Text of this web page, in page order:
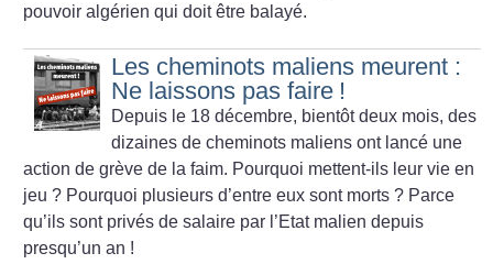
pouvoir algérien qui doit être balayé.
Les cheminots maliens meurent :
Ne laissons pas faire !
Depuis le 18 décembre, bientôt deux mois, des
dizaines de cheminots maliens ont lancé une
action de grève de la faim. Pourquoi mettent-ils leur vie en
jeu ? Pourquoi plusieurs d’entre eux sont morts ? Parce
qu’ils sont privés de salaire par l’Etat malien depuis
presqu’un an !